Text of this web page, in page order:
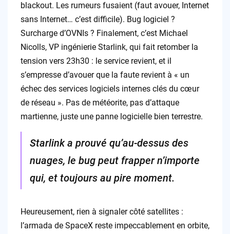
blackout. Les rumeurs fusaient (faut avouer, Internet
sans Internet… c’est difficile). Bug logiciel ?
Surcharge d’OVNIs ? Finalement, c’est Michael
Nicolls, VP ingénierie Starlink, qui fait retomber la
tension vers 23h30 : le service revient, et il
s’empresse d’avouer que la faute revient à « un
échec des services logiciels internes clés du cœur
de réseau ». Pas de météorite, pas d’attaque
martienne, juste une panne logicielle bien terrestre.
Starlink a prouvé qu’au-dessus des
nuages, le bug peut frapper n’importe
qui, et toujours au pire moment.
Heureusement, rien à signaler côté satellites :
l’armada de SpaceX reste impeccablement en orbite,